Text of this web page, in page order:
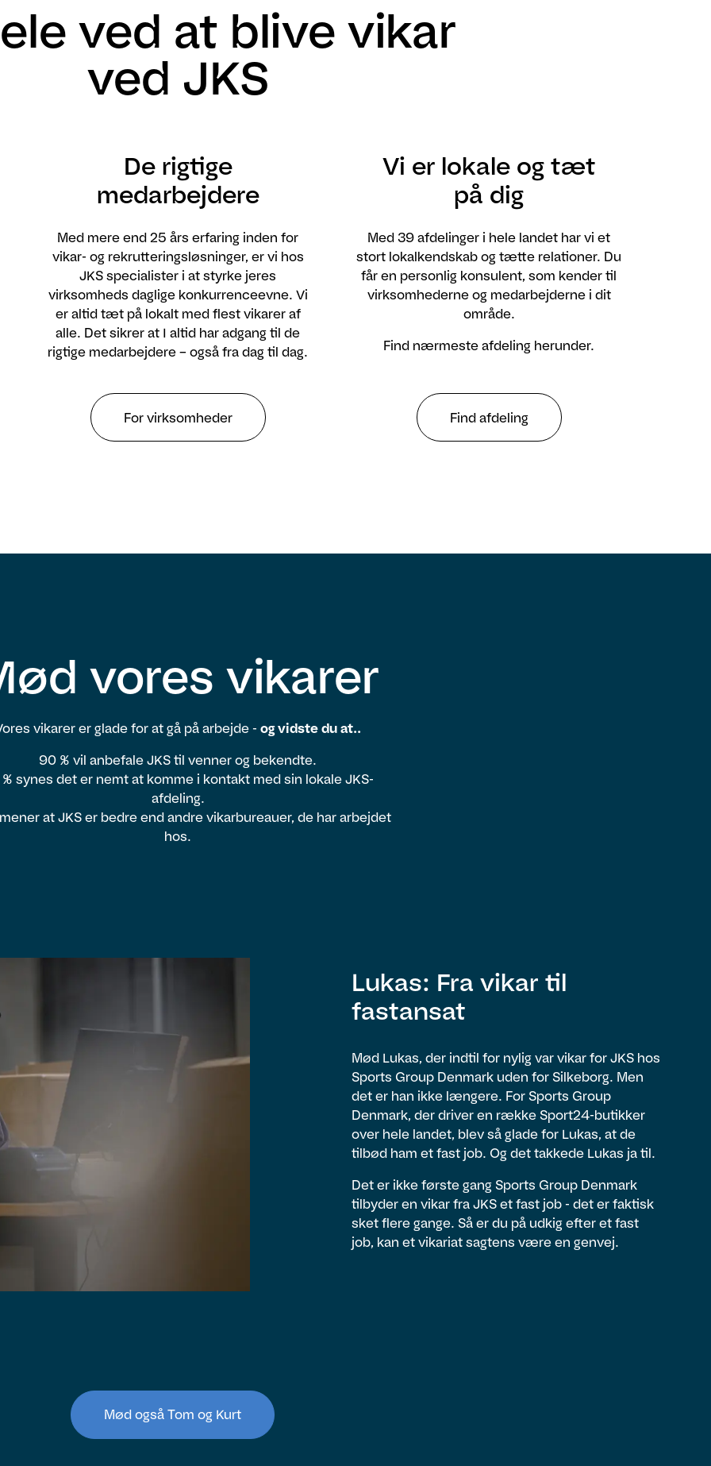
ved at blive vikar
ved JKS
De rigtige
medarbejdere
Med mere end 25 års erfaring inden for
vikar- og rekrutteringsløsninger, er vi hos
JKS specialister i at styrke jeres
virksomheds daglige konkurrenceevne. Vi
er altid tæt på lokalt med flest vikarer af
alle. Det sikrer at I altid har adgang til de
rigtige medarbejdere – også fra dag til dag.
For virksomheder
Vi er lokale og tæt
på dig
Med 39 afdelinger i hele landet har vi et
stort lokalkendskab og tætte relationer. Du
får en personlig konsulent, som kender til
virksomhederne og medarbejderne i dit
område.
Find nærmeste afdeling herunder.
Find afdeling
vores vikarer
vikarer er glade for at gå på arbejde - og vidste du at..
90 % vil anbefale JKS til venner og bekendte.
synes det er nemt at komme i kontakt med sin lokale JKS-
afdeling.
at JKS er bedre end andre vikarbureauer, de har arbejdet
hos.
Lukas: Fra vikar til
fastansat
Mød Lukas, der indtil for nylig var vikar for JKS hos
Sports Group Denmark uden for Silkeborg. Men
det er han ikke længere. For Sports Group
Denmark, der driver en række Sport24-butikker
over hele landet, blev så glade for Lukas, at de
tilbød ham et fast job. Og det takkede Lukas ja til.
Det er ikke første gang Sports Group Denmark
tilbyder en vikar fra JKS et fast job - det er faktisk
sket flere gange. Så er du på udkig efter et fast
job, kan et vikariat sagtens være en genvej.
Mød også Tom og Kurt